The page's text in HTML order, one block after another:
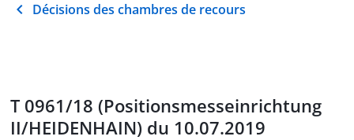
Décisions des chambres de recours
T 0961/18 (Positionsmesseinrichtung
II/HEIDENHAIN) du 10.07.2019